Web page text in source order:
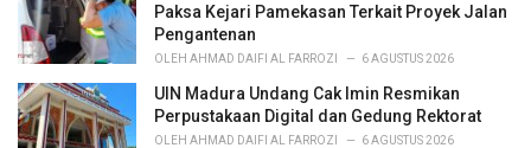
Paksa Kejari Pamekasan Terkait Proyek Jalan
Pengantenan
OLEH AHMAD DAIFI AL FARROZI 6 AGUSTUS 2026
UIN Madura Undang Cak Imin Resmikan
Perpustakaan Digital dan Gedung Rektorat
OLEH AHMAD DAIFI AL FARROZI 6 AGUSTUS 2026